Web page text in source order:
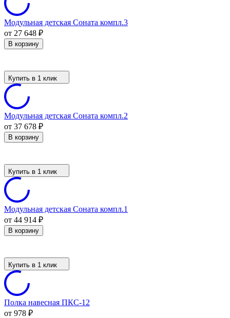
Модульная детская Соната компл.3
от 27 648 ₽
В корзину
Купить в 1 клик
Модульная детская Соната компл.2
от 37 678 ₽
В корзину
Купить в 1 клик
Модульная детская Соната компл.1
от 44 914 ₽
В корзину
Купить в 1 клик
Полка навесная ПКС-12
от 978 ₽